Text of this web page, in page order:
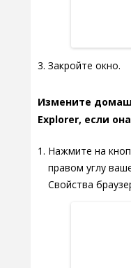
Закройте окно.
Измените
Explorer, если
Нажмите на
правом углу
Свойства